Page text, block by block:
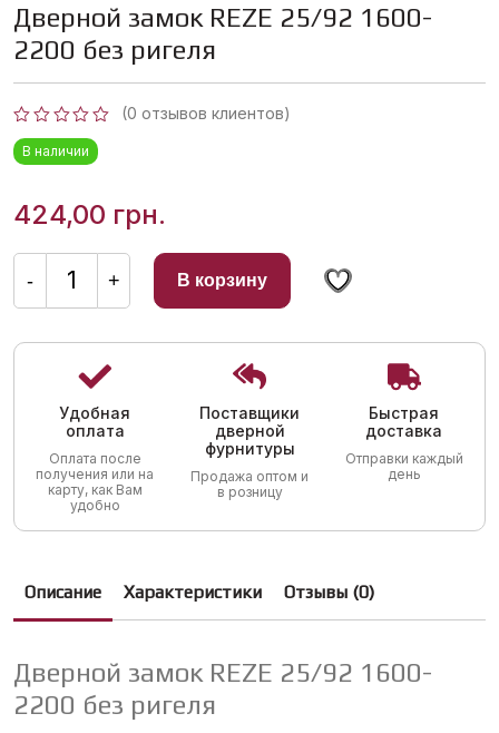
Дверной замок REZE 25/92 1600-
2200 без ригеля
Оценка
0
из
(0 отзывов клиентов)
В наличии
424,00 грн.
-
Количество
товара
Дверной
замок
2200
+ В корзину
Удобная
оплата
Оплата после
получения или на
карту, как Вам
удобно
Поставщики
дверной
фурнитуры
Продажа оптом и
в розницу
Быстрая
доставка
Отправки каждый
день
Описание Характеристики Отзывы (0)
Дверной замок REZE 25/92 1600-
2200 без ригеля